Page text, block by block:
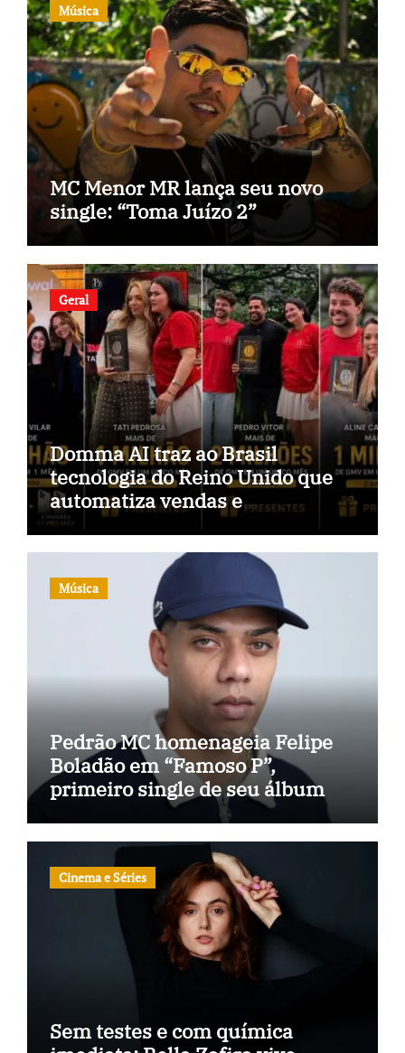
Música
MC Menor MR lança seu novo
single: “Toma Juízo 2”
Geral
Domma AI traz ao Brasil
tecnologia do Reino Unido que
automatiza vendas e
inteligência no TikTok Shop
Música
Pedrão MC homenageia Felipe
Boladão em “Famoso P”,
primeiro single de seu álbum
Cinema e Séries
Sem testes e com química